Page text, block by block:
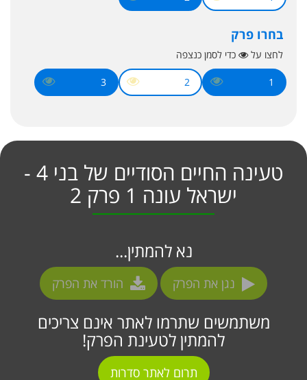
בחרו פרק
לחצו על כדי לסמן כנצפה
1
2
3
טעינה החיים הסודיים של בני 4 -
ישראל עונה 1 פרק 2
נא להמתין...
נגן את הפרק הורד את הפרק
משתמשים שתרמו לאתר אינם צריכים
להמתין לטעינת הפרק!
תרום לאתר סדרות